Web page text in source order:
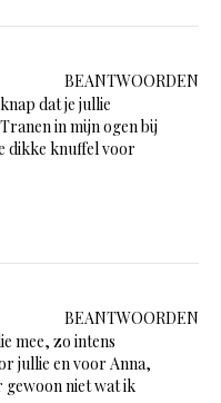
BEANTWOORDEN
dat je jullie
in mijn ogen bij
dikke knuffel voor
BEANTWOORDEN
mee, zo intens
jullie en voor Anna,
gewoon niet wat ik